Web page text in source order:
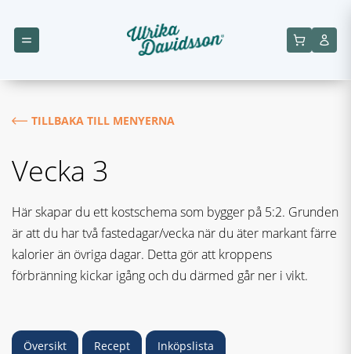
TILLBAKA TILL MENYERNA
Vecka 3
Här skapar du ett kostschema som bygger på 5:2. Grunden
är att du har två fastedagar/vecka när du äter markant färre
kalorier än övriga dagar. Detta gör att kroppens
förbränning kickar igång och du därmed går ner i vikt.
Översikt Recept Inköpslista